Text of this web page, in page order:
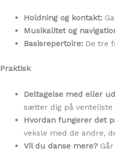
Holdning og kontakt:
Musikalitet og
Basisrepertoire: De tre
Praktisk
Deltagelse med eller
sætter dig på venteliste
Hvordan fungerer det
veksle med de andre,
Vil du danse mere?